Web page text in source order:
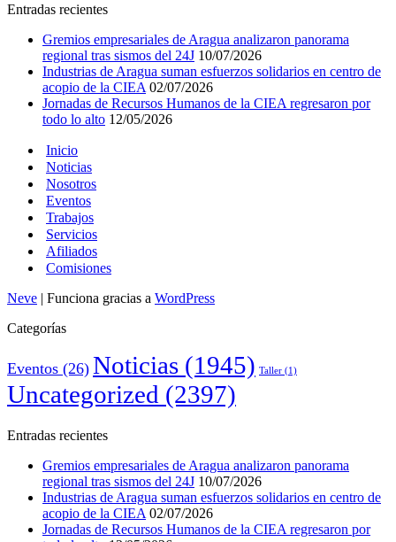
Entradas recientes
Gremios empresariales de Aragua analizaron panorama
regional tras sismos del 24J 10/07/2026
Industrias de Aragua suman esfuerzos solidarios en centro de
acopio de la CIEA 02/07/2026
Jornadas de Recursos Humanos de la CIEA regresaron por
todo lo alto 12/05/2026
Inicio
Noticias
Nosotros
Eventos
Trabajos
Servicios
Afiliados
Comisiones
Neve | Funciona gracias a WordPress
Categorías
Eventos (26) Noticias (1945) Taller (1)
Uncategorized (2397)
Entradas recientes
Gremios empresariales de Aragua analizaron panorama
regional tras sismos del 24J 10/07/2026
Industrias de Aragua suman esfuerzos solidarios en centro de
acopio de la CIEA 02/07/2026
Jornadas de Recursos Humanos de la CIEA regresaron por